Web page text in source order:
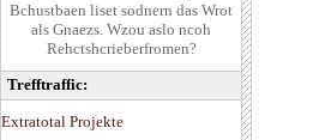
Bchustbaen liset sodnern das Wrot
als Gnaezs. Wzou aslo ncoh
Rehctshcrieberfromen?
Trefftraffic:
Extratotal Projekte